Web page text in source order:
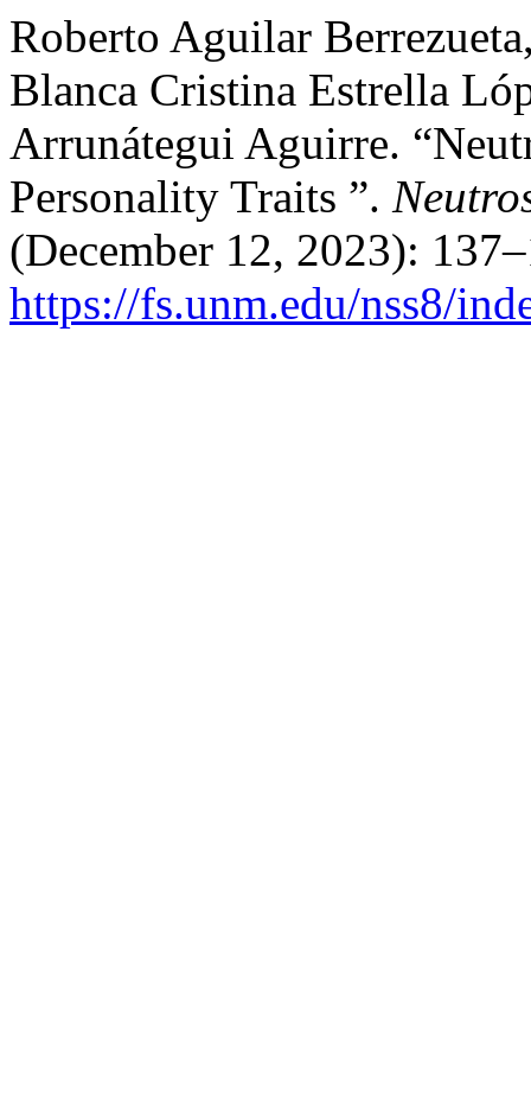
Roberto Aguilar
Blanca Cristina Estrella
Arrunátegui Aguirre.
Personality Traits ”.
(December 12, 2023):
https://fs.unm.edu/nss8/